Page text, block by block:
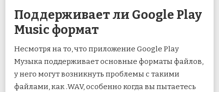
Поддерживает ли Google Play
Music формат
Несмотря на то, что приложение Google Play
Музыка поддерживает основные форматы файлов,
у него могут возникнуть проблемы с такими
файлами, как .WAV, особенно когда вы пытаетесь